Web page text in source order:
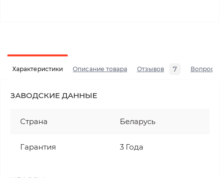
Характеристики Описание товара Отзывов 7 Вопросы
ЗАВОДСКИЕ ДАННЫЕ
Страна Беларусь
Гарантия 3 Года